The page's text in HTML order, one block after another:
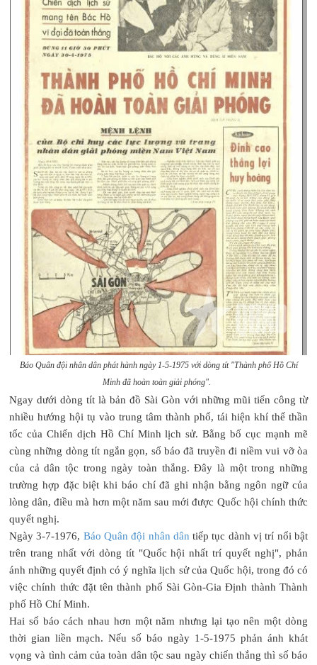
Báo Quân đội nhân dân phát hành ngày 1-5-1975 với dòng tít "Thành phố Hồ Chí
Minh đã hoàn toàn giải phóng".
Ngay dưới dòng tít là bản đồ Sài Gòn với những mũi tiến công từ
nhiều hướng hội tụ vào trung tâm thành phố, tái hiện khí thế thần
tốc của Chiến dịch Hồ Chí Minh lịch sử. Bằng bố cục mạnh mẽ
cùng những dòng tít ngắn gọn, số báo đã truyền đi niềm vui vỡ òa
của cả dân tộc trong ngày toàn thắng. Đây là một trong những
trường hợp đặc biệt khi báo chí đã ghi nhận bằng ngôn ngữ của
lòng dân, điều mà hơn một năm sau mới được Quốc hội chính thức
quyết nghị.
Ngày 3-7-1976, Báo Quân đội nhân dântiếp tục dành vị trí nổi bật
trên trang nhất với dòng tít "Quốc hội nhất trí quyết nghị", phản
ánh những quyết định có ý nghĩa lịch sử của Quốc hội, trong đó có
việc chính thức đặt tên thành phố Sài Gòn-Gia Định thành Thành
phố Hồ Chí Minh.
Hai số báo cách nhau hơn một năm nhưng lại tạo nên một dòng
thời gian liền mạch. Nếu số báo ngày 1-5-1975 phản ánh khát
vọng và tình cảm của toàn dân tộc sau ngày chiến thắng thì số báo